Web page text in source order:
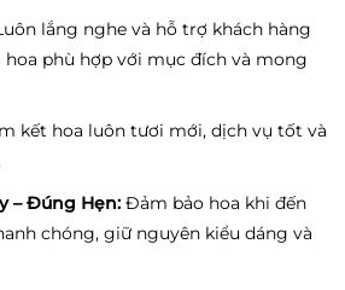
lắng nghe và hỗ trợ khách hàng
hoa phù hợp với mục đích và mong
kết hoa luôn tươi mới, dịch vụ tốt và
– Đúng Hẹn:Đảm bảo hoa khi đến
chóng, giữ nguyên kiểu dáng và